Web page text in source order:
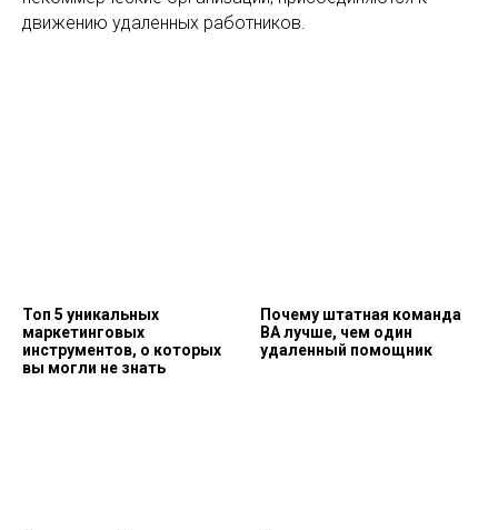
движению удаленных работников.
Топ 5 уникальных
маркетинговых
инструментов, о которых
вы могли не знать
Почему штатная команда
ВА лучше, чем один
удаленный помощник